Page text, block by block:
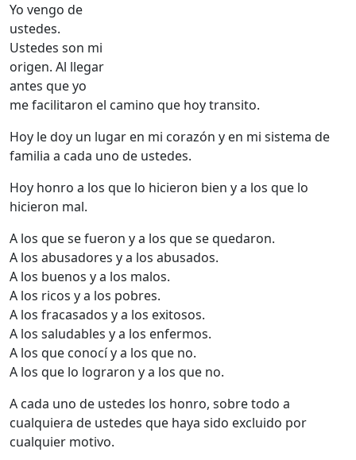
Yo vengo de
ustedes.
Ustedes son mi
origen. Al llegar
antes que yo
me facilitaron el camino que hoy transito.
Hoy le doy un lugar en mi corazón y en mi sistema de
familia a cada uno de ustedes.
Hoy honro a los que lo hicieron bien y a los que lo
hicieron mal.
A los que se fueron y a los que se quedaron.
A los abusadores y a los abusados.
A los buenos y a los malos.
A los ricos y a los pobres.
A los fracasados y a los exitosos.
A los saludables y a los enfermos.
A los que conocí y a los que no.
A los que lo lograron y a los que no.
A cada uno de ustedes los honro, sobre todo a
cualquiera de ustedes que haya sido excluido por
cualquier motivo.